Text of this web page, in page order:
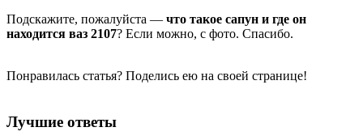
Подскажите, пожалуйста — что такое сапун и где он
находится ваз 2107? Если можно, с фото. Спасибо.
Понравилась статья? Поделись ею на своей странице!
Лучшие ответы